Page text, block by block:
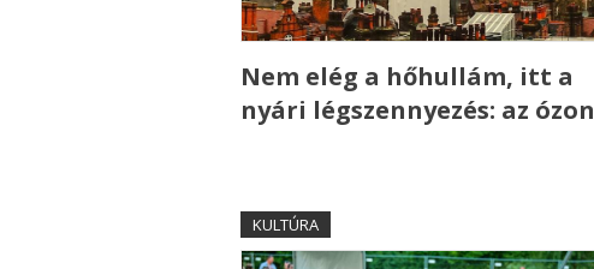
Nem elég a hőhullám, itt a
nyári légszennyezés: az ózon
KULTÚRA